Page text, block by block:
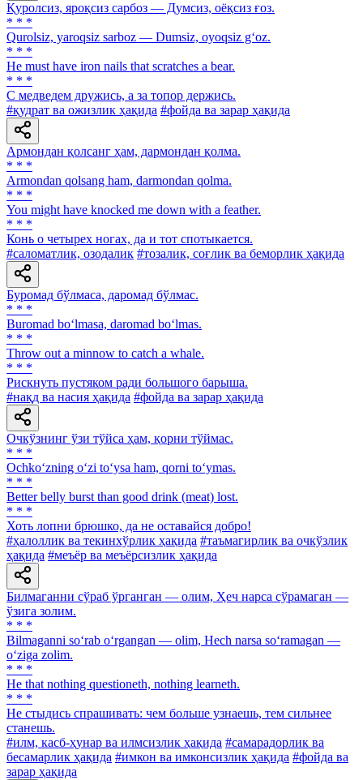
Қуролсиз, яроқсиз сарбоз — Думсиз, оёқсиз ғоз.
* * *
Qurolsiz, yaroqsiz sarboz — Dumsiz, oyoqsiz g‘oz.
* * *
Не must have iron nails that scratches a bear.
* * *
С медведем дружись, а за топор держись.
#қудрат ва ожизлик ҳақида #фойда ва зарар ҳақида
Армондан қолсанг ҳам, дармондан қолма.
* * *
Armondan qolsang ham, darmondan qolma.
* * *
You might have knocked me down with a feather.
* * *
Конь о четырех ногах, да и тот спотыкается.
#саломатлик, озодалик #тозалик, соғлик ва беморлик ҳақида
Буромад бўлмаса, даромад бўлмас.
* * *
Buromad bo‘lmasa, daromad bo‘lmas.
* * *
Throw out a minnow to catch a whale.
* * *
Рискнуть пустяком ради большого барыша.
#нақд ва насия ҳақида #фойда ва зарар ҳақида
Очкўзнинг ўзи тўйса ҳам, қорни тўймас.
* * *
Ochko‘zning o‘zi to‘ysa ham, qorni to‘ymas.
* * *
Better belly burst than good drink (meat) lost.
* * *
Хоть лопни брюшко, да не оставайся добро!
#ҳалоллик ва текинхўрлик ҳақида #таъмагирлик ва очкўзлик
ҳақида #меъёр ва меъёрсизлик ҳақида
Билмаганни сўраб ўрганган — олим, Ҳеч нарса сўрамаган —
ўзига золим.
* * *
Bilmaganni so‘rab o‘rgangan — olim, Hech narsa so‘ramagan —
o‘ziga zolim.
* * *
He that nothing questioneth, nothing learneth.
* * *
He стыдись спрашивать: чем больше узнаешь, тем сильнее
станешь.
#илм, касб-ҳунар ва илмсизлик ҳақида #самарадорлик ва
бесамарлик ҳақида #имкон ва имконсизлик ҳақида #фойда ва
зарар ҳақида